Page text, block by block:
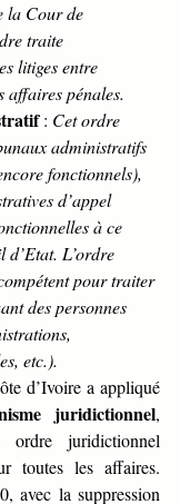
la Cour de
traite
litiges entre
affaires pénales.
: Cet ordre
administratifs
fonctionnels),
d’appel
à ce
d’Etat. L’ordre
pour traiter
des personnes
etc.).
d’Ivoire a appliqué
juridictionnel,
ordre juridictionnel
toutes les affaires.
avec la suppression